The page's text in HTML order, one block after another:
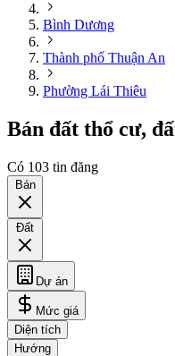
Bình Dương
Thành phố Thuận An
Phường Lái Thiêu
Bán đất thổ cư,
Có 103 tin đăng
Bán
Đất
Dự án
Mức giá
Diện tích
Hướng